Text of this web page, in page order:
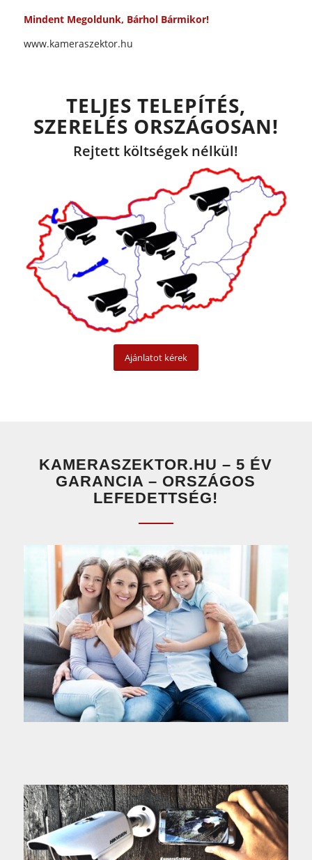
Mindent Megoldunk, Bárhol Bármikor!
www.kameraszektor.hu
TELJES TELEPÍTÉS,
SZERELÉS ORSZÁGOSAN!
Rejtett költségek nélkül!
Ajánlatot kérek
KAMERASZEKTOR.HU – 5 ÉV
GARANCIA – ORSZÁGOS
LEFEDETTSÉG!